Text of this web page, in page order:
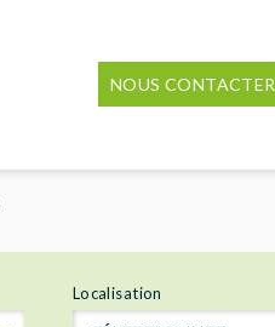
NOUS CONTACTER
Localisation